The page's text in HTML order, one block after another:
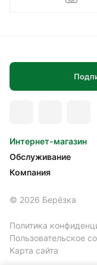
Интернет-магазин
Обслуживание
Компания
© 2026 Берёзка
Политика
Пользовательское
Карта сайта